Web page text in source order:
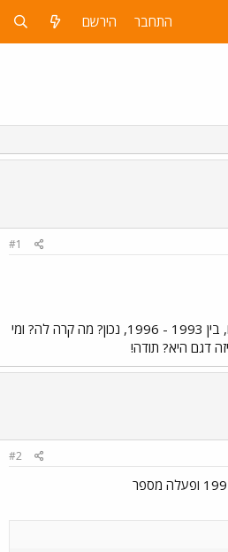
התחבר הירשם
#1
היא היתה בשירות רק 3 שנים, בין 1993 - 1996, נכון? מה קרה לה? ומי
#2